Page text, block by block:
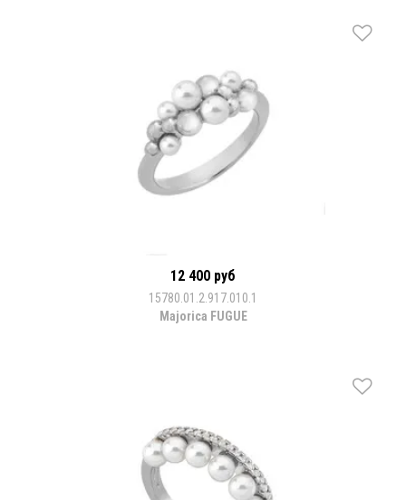
12 400 руб
15780.01.2.917.010.1
Majorica FUGUE